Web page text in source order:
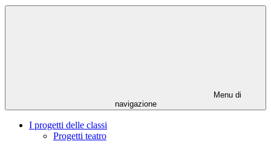
Menu di
navigazione
I progetti delle classi
Progetti teatro